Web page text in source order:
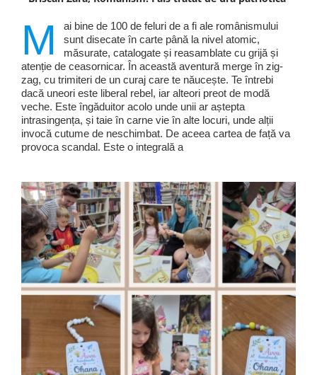
M
ai bine de 100 de feluri de a fi ale românismului
sunt disecate în carte până la nivel atomic,
măsurate, catalogate și reasamblate cu grijă și
atenție de ceasornicar. În această aventură merge în zig-
zag, cu trimiteri de un curaj care te năucește. Te întrebi
dacă uneori este liberal rebel, iar alteori preot de modă
veche. Este îngăduitor acolo unde unii ar aștepta
intrasingența, și taie în carne vie în alte locuri, unde alții
invocă cutume de neschimbat. De aceea cartea de față va
provoca scandal. Este o integrală a